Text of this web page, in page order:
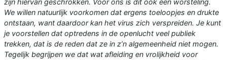
zijn hiervan geschrokken. Voor ons is dit ook een worsteling.
We willen natuurlijk voorkomen dat ergens toeloopjes en drukte
ontstaan, want daardoor kan het virus zich verspreiden. Je kunt
je voorstellen dat optredens in de openlucht veel publiek
trekken, dat is de reden dat ze in z’n algemeenheid niet mogen.
Tegelijk begrijpen we dat wat afleiding en vrolijkheid voor